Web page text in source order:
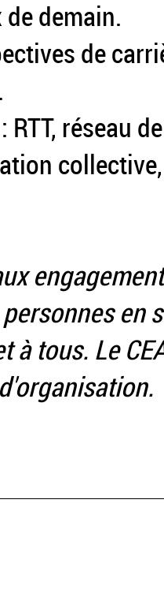
demain.
de
RTT, réseau
en
à tous. Le